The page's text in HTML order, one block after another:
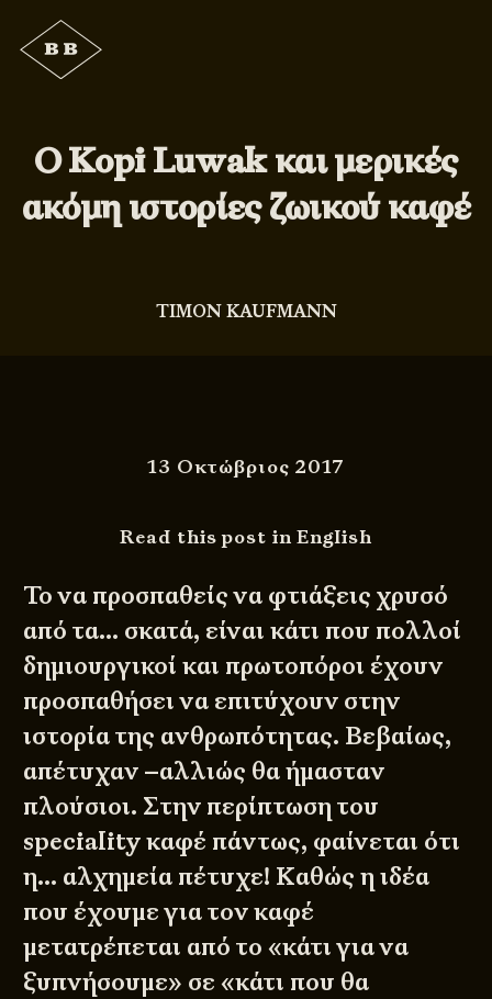
Ο Kopi Luwak και μερικές
ακόμη ιστορίες ζωικού καφέ
TIMON KAUFMANN
13 Οκτώβριος 2017
Read this post in English
Το να προσπαθείς να φτιάξεις χρυσό
από τα… σκατά, είναι κάτι που πολλοί
δημιουργικοί και πρωτοπόροι έχουν
προσπαθήσει να επιτύχουν στην
ιστορία της ανθρωπότητας. Βεβαίως,
απέτυχαν –αλλιώς θα ήμασταν
πλούσιοι. Στην περίπτωση του
speciality καφέ πάντως, φαίνεται ότι
η… αλχημεία πέτυχε! Καθώς η ιδέα
που έχουμε για τον καφέ
μετατρέπεται από το «κάτι για να
ξυπνήσουμε» σε «κάτι που θα